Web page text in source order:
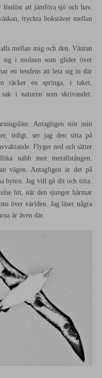
lönlöst att jämföra sjö och hav.
tryckta bokstäver mellan
mellan mig och den. Väntan
sig i molnen som glider över
en tendens att leta sig in där
räcker en springa, i taket,
sak i naturen som skrivandet:
Antagligen stör min
tidigt, ser jag den sitta på
Flyger ned och sätter
näbb mot metallstången.
vägen. Antagligen är det på
byten. Jag vill gå dit och titta.
hit, när den sjunger härmar
över världen. Jag läser några
är även där.